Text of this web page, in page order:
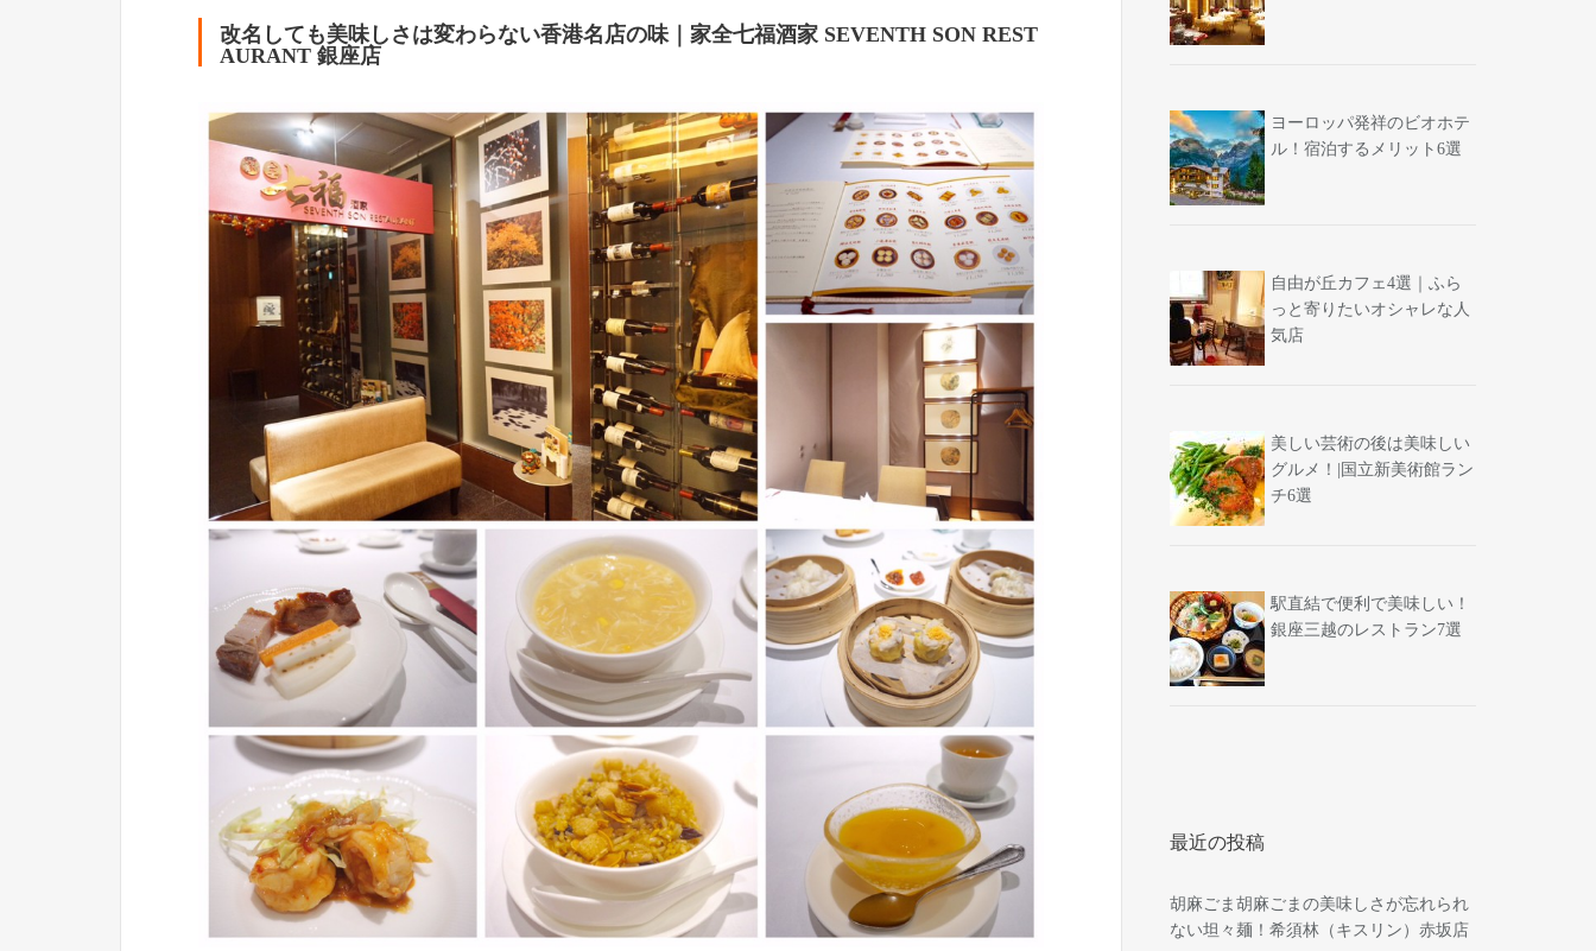
改名しても美味しさは変わらない香港名店の味｜家全七福酒家 SEVENTH SON REST
AURANT 銀座店
ヨーロッパ発祥のビオホテ
ル！宿泊するメリット6選
自由が丘カフェ4選｜ふら
っと寄りたいオシャレな人
気店
美しい芸術の後は美味しい
グルメ！|国立新美術館ラン
チ6選
駅直結で便利で美味しい！
銀座三越のレストラン7選
最近の投稿
胡麻ごま胡麻ごまの美味しさが忘れられ
ない坦々麺！希須林（キスリン）赤坂店